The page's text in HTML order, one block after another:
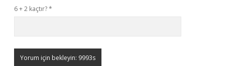
6 + 2 kaçtır?*